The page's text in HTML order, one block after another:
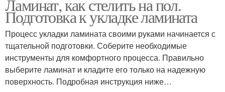
Ламинат, как стелить на пол.
Подготовка к укладке ламината
Процесс укладки ламината своими руками начинается с
тщательной подготовки. Соберите необходимые
инструменты для комфортного процесса. Правильно
выберите ламинат и кладите его только на надежную
поверхность. Подробная инструкция ниже…